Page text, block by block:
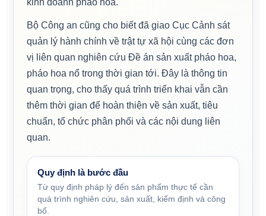
Bộ Công an cũng cho biết đã giao Cục Cảnh sát
quản lý hành chính về trật tự xã hội cùng các đơn
vị liên quan nghiên cứu Đề án sản xuất pháo hoa,
pháo hoa nổ trong thời gian tới. Đây là thông tin
quan trọng, cho thấy quá trình triển khai vẫn cần
thêm thời gian để hoàn thiện về sản xuất, tiêu
chuẩn, tổ chức phân phối và các nội dung liên
quan.
Quy định là bước đầu
Từ quy định pháp lý đến sản phẩm thực tế cần
quá trình nghiên cứu, sản xuất, kiểm định và công
bố.